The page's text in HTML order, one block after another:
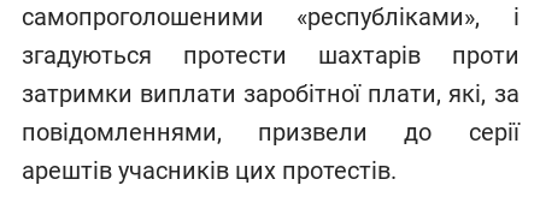
самопроголошеними «республіками», і
згадуються протести шахтарів проти
затримки виплати заробітної плати, які, за
повідомленнями, призвели до серії
арештів учасників цих протестів.